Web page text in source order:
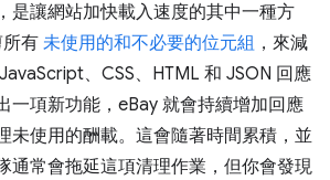
是讓網站加快載入速度的其中一種方
有未使用的和不必要的位元組 ，來減
、CSS、HTML 和 JSON 回應
一項新功能，eBay 就會持續增加回應
未使用的酬載。這會隨著時間累積，並
通常會拖延這項清理作業，但你會發現